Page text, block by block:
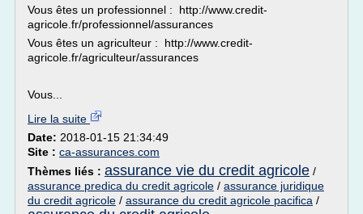
Vous êtes un professionnel : http://www.credit-
agricole.fr/professionnel/assurances
Vous êtes un agriculteur : http://www.credit-
agricole.fr/agriculteur/assurances
Vous...
Lire la suite
Date: 2018-01-15 21:34:49
Site : ca-assurances.com
Thèmes liés : assurance vie du credit agricole /
assurance predica du credit agricole / assurance juridique
du credit agricole / assurance du credit agricole pacifica /